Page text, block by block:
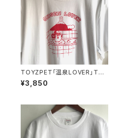
TOYZPET「温泉LOVER」Ｔシ
ャツ 赤 S・M・L・XLサイズ(Unis
ex)【ハンドメイドTシャツ・作家
¥3,850